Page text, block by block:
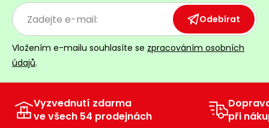
Odebírat
Vložením e-mailu souhlasíte se zpracováním osobních
údajů.
Vyzvednutí zdarma
ve všech 54 prodejnách
při